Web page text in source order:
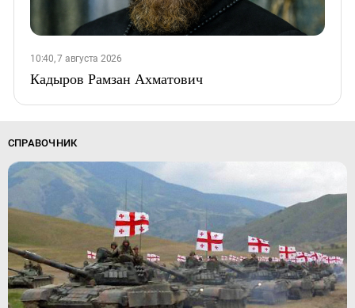
10:40, 7 августа 2026
Кадыров Рамзан Ахматович
СПРАВОЧНИК